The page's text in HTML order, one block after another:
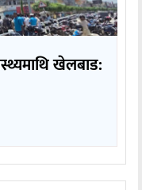
खेलबाड: